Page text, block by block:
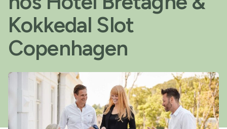
Kokkedal Slot
Copenhagen